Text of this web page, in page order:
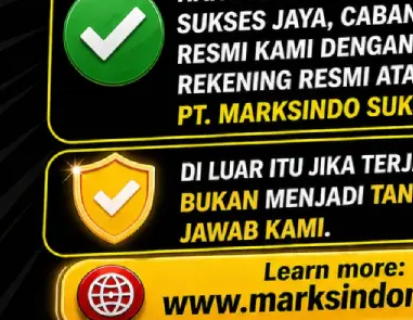
Boulevard No.7,
Serpong Utara,
Selatan, Banten